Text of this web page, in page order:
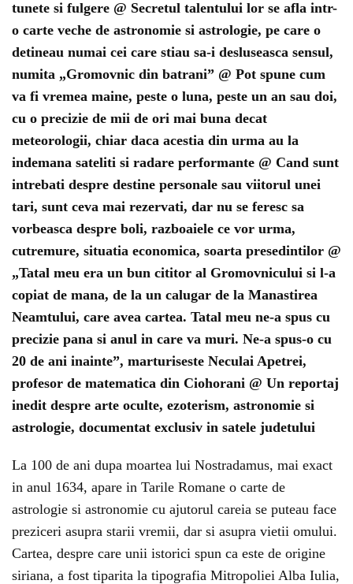
tunete si fulgere @ Secretul talentului lor se afla intr-
o carte veche de astronomie si astrologie, pe care o
detineau numai cei care stiau sa-i desluseasca sensul,
numita „Gromovnic din batrani” @ Pot spune cum
va fi vremea maine, peste o luna, peste un an sau doi,
cu o precizie de mii de ori mai buna decat
meteorologii, chiar daca acestia din urma au la
indemana sateliti si radare performante @ Cand sunt
intrebati despre destine personale sau viitorul unei
tari, sunt ceva mai rezervati, dar nu se feresc sa
vorbeasca despre boli, razboaiele ce vor urma,
cutremure, situatia economica, soarta presedintilor @
„Tatal meu era un bun cititor al Gromovnicului si l-a
copiat de mana, de la un calugar de la Manastirea
Neamtului, care avea cartea. Tatal meu ne-a spus cu
precizie pana si anul in care va muri. Ne-a spus-o cu
20 de ani inainte”, marturiseste Neculai Apetrei,
profesor de matematica din Ciohorani @ Un reportaj
inedit despre arte oculte, ezoterism, astronomie si
astrologie, documentat exclusiv in satele judetului
La 100 de ani dupa moartea lui Nostradamus, mai exact
in anul 1634, apare in Tarile Romane o carte de
astrologie si astronomie cu ajutorul careia se puteau face
preziceri asupra starii vremii, dar si asupra vietii omului.
Cartea, despre care unii istorici spun ca este de origine
siriana, a fost tiparita la tipografia Mitropoliei Alba Iulia,